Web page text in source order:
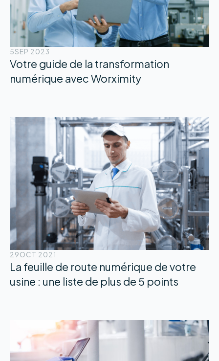
5SEP 2023
Votre guide de la transformation
numérique avec Worximity
29OCT 2021
La feuille de route numérique de votre
usine : une liste de plus de 5 points